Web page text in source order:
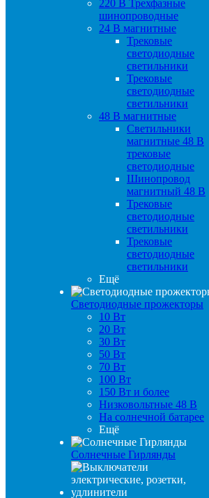
220 B Трехфазные
шинопроводные
24 B магнитные
Трековые
светодиодные
светильники
Трековые
светодиодные
светильники
48 B магнитные
Светильники
магнитные 48 В
трековые
светодиодные
Шинопровод
магнитный 48 В
Трековые
светодиодные
светильники
Трековые
светодиодные
светильники
Ещё
Светодиодные прожекторы
10 Вт
20 Вт
30 Вт
50 Вт
70 Вт
100 Вт
150 Вт и более
Низковольтные 48 В
На солнечной батарее
Ещё
Солнечные Гирлянды